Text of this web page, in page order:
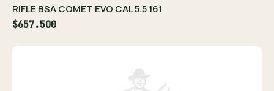
RIFLE BSA COMET EVO CAL 5.5 161
$657.500